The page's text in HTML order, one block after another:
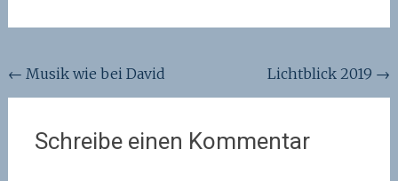
Beitragsnavigation
← Musik wie bei David Lichtblick 2019 →
Schreibe einen Kommentar